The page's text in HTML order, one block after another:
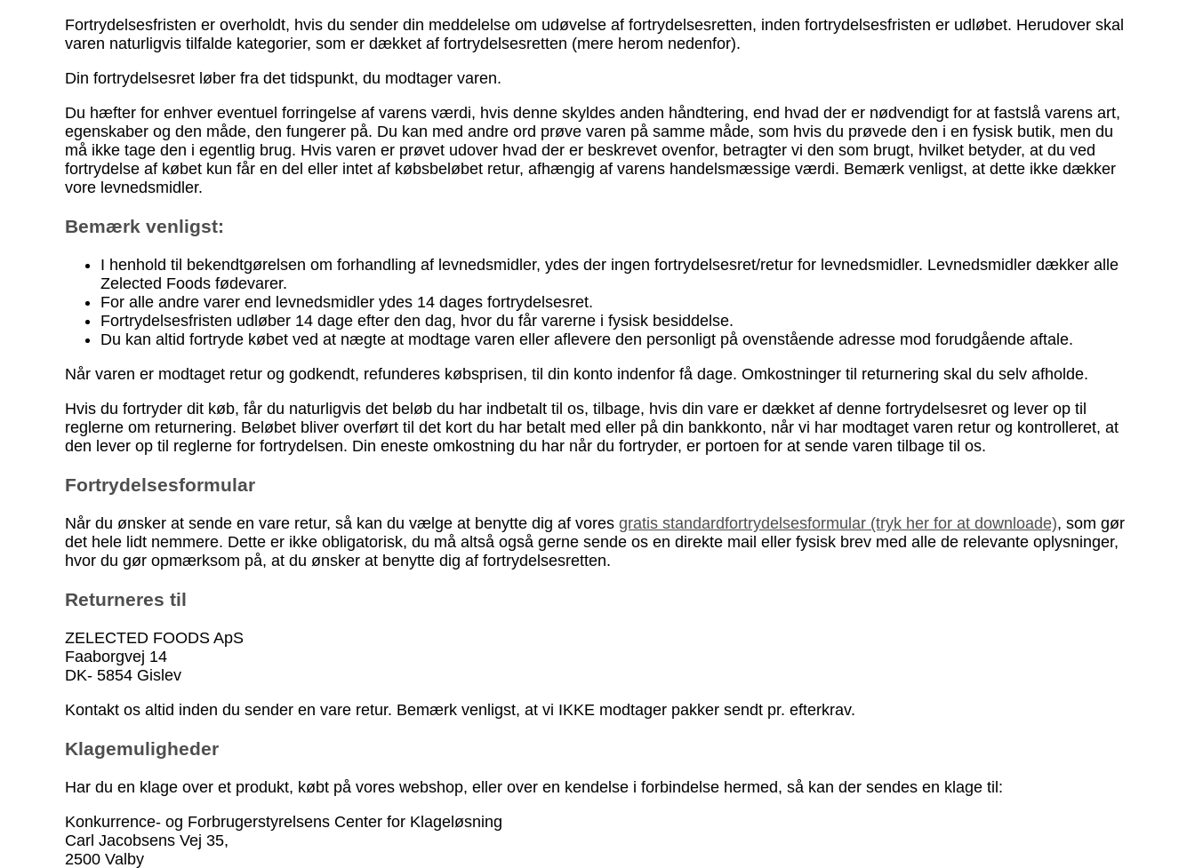
Fortrydelsesfristen er overholdt, hvis du sender din meddelelse om udøvelse af fortrydelsesretten, inden fortrydelsesfristen er udløbet. Herudover skal
varen naturligvis tilfalde kategorier, som er dækket af fortrydelsesretten (mere herom nedenfor).
Din fortrydelsesret løber fra det tidspunkt, du modtager varen.
Du hæfter for enhver eventuel forringelse af varens værdi, hvis denne skyldes anden håndtering, end hvad der er nødvendigt for at fastslå varens art,
egenskaber og den måde, den fungerer på. Du kan med andre ord prøve varen på samme måde, som hvis du prøvede den i en fysisk butik, men du
må ikke tage den i egentlig brug. Hvis varen er prøvet udover hvad der er beskrevet ovenfor, betragter vi den som brugt, hvilket betyder, at du ved
fortrydelse af købet kun får en del eller intet af købsbeløbet retur, afhængig af varens handelsmæssige værdi. Bemærk venligst, at dette ikke dækker
vore levnedsmidler.
Bemærk venligst:
I henhold til bekendtgørelsen om forhandling af levnedsmidler, ydes der ingen fortrydelsesret/retur for levnedsmidler. Levnedsmidler dækker alle
Zelected Foods fødevarer.
For alle andre varer end levnedsmidler ydes 14 dages fortrydelsesret.
Fortrydelsesfristen udløber 14 dage efter den dag, hvor du får varerne i fysisk besiddelse.
Du kan altid fortryde købet ved at nægte at modtage varen eller aflevere den personligt på ovenstående adresse mod forudgående aftale.
Når varen er modtaget retur og godkendt, refunderes købsprisen, til din konto indenfor få dage. Omkostninger til returnering skal du selv afholde.
Hvis du fortryder dit køb, får du naturligvis det beløb du har indbetalt til os, tilbage, hvis din vare er dækket af denne fortrydelsesret og lever op til
reglerne om returnering. Beløbet bliver overført til det kort du har betalt med eller på din bankkonto, når vi har modtaget varen retur og kontrolleret, at
den lever op til reglerne for fortrydelsen. Din eneste omkostning du har når du fortryder, er portoen for at sende varen tilbage til os.
Fortrydelsesformular
Når du ønsker at sende en vare retur, så kan du vælge at benytte dig af voresgratis standardfortrydelsesformular (tryk her for at downloade), som gør
det hele lidt nemmere. Dette er ikke obligatorisk, du må altså også gerne sende os en direkte mail eller fysisk brev med alle de relevante oplysninger,
hvor du gør opmærksom på, at du ønsker at benytte dig af fortrydelsesretten.
Returneres til
ZELECTED FOODS ApS
Faaborgvej 14
DK- 5854 Gislev
Kontakt os altid inden du sender en vare retur. Bemærk venligst, at vi IKKE modtager pakker sendt pr. efterkrav.
Klagemuligheder
Har du en klage over et produkt, købt på vores webshop, eller over en kendelse i forbindelse hermed, så kan der sendes en klage til:
Konkurrence- og Forbrugerstyrelsens Center for Klageløsning
Carl Jacobsens Vej 35,
2500 Valby